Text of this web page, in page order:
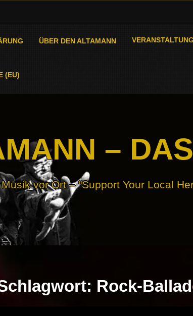
ÜBER DEN ALTAMANN
(EU)
–
Musik vor Ort – "Support Your Local
Rock-